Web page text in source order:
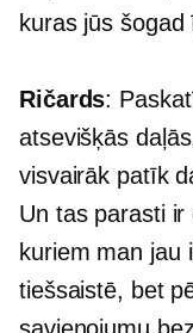
kuras jūs
Ričards:
atsevišķās
visvairāk patīk
Un tas parasti
kuriem man jau
tiešsaistē, bet